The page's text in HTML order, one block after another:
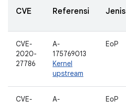
CVE Referensi Jenis
CVE-
2020-
27786
A-
175769013
Kernel
upstream
EoP
CVE-
A-
EoP